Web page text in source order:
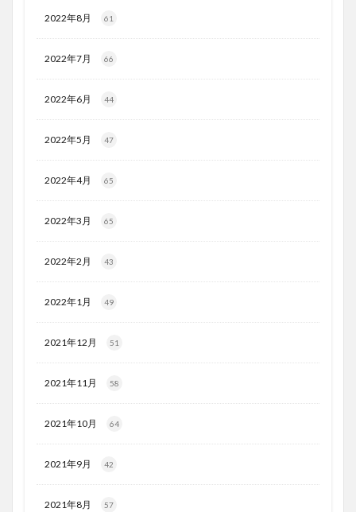
2022年8月 61
2022年7月 66
2022年6月 44
2022年5月 47
2022年4月 65
2022年3月 65
2022年2月 43
2022年1月 49
2021年12月 51
2021年11月 58
2021年10月 64
2021年9月 42
2021年8月 57